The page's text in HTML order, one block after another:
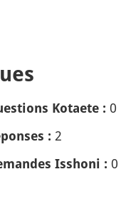
Kotaete : 0
: 2
Isshoni : 0